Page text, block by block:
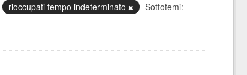
rioccupati tempo indeterminato
Sottotemi: